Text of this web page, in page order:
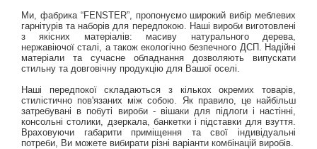
Ми, фабрика “FENSTER”, пропонуємо широкий вибір меблевих
гарнітурів та наборів для передпокою. Наші вироби виготовлені
з якісних матеріалів: масиву натурального дерева,
нержавіючої сталі, а також екологічно безпечного ДСП. Надійні
матеріали та сучасне обладнання дозволяють випускати
стильну та довговічну продукцію для Вашої оселі.
Наші передпокої складаються з кількох окремих товарів,
стилістично пов'язаних між собою. Як правило, це найбільш
затребувані в побуті вироби - вішаки для підлоги і настінні,
консольні столики, дзеркала, банкетки і підставки для взуття.
Враховуючи габарити приміщення та свої індивідуальні
потреби, Ви можете вибирати різні варіанти комбінацій виробів.